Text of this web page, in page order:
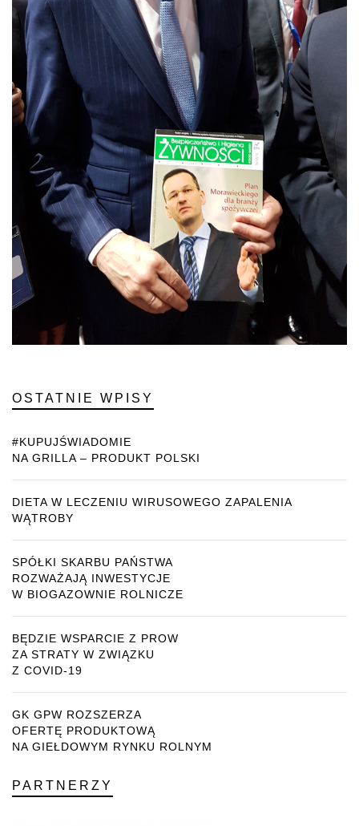
OSTATNIE WPISY
#KUPUJŚWIADOMIE
NA GRILLA – PRODUKT POLSKI
DIETA W LECZENIU WIRUSOWEGO ZAPALENIA
WĄTROBY
SPÓŁKI SKARBU PAŃSTWA
ROZWAŻAJĄ INWESTYCJE
W BIOGAZOWNIE ROLNICZE
BĘDZIE WSPARCIE Z PROW
ZA STRATY W ZWIĄZKU
Z COVID-19
GK GPW ROZSZERZA
OFERTĘ PRODUKTOWĄ
NA GIEŁDOWYM RYNKU ROLNYM
PARTNERZY